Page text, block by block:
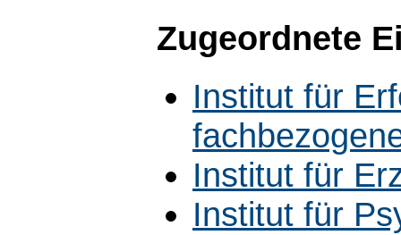
Zugeordnete
Institut für
Institut für
Institut für